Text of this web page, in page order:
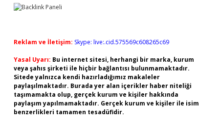
Reklam ve İletişim: Skype: live:.cid.575569c608265c69
Yasal Uyarı: Bu internet sitesi, herhangi bir marka, kurum
veya şahıs şirketi ile hiçbir bağlantısı bulunmamaktadır.
Sitede yalnızca kendi hazırladığımız makaleler
paylaşılmaktadır. Burada yer alan içerikler haber niteliği
taşımamakta olup, gerçek kurum ve kişiler hakkında
paylaşım yapılmamaktadır. Gerçek kurum ve kişiler ile isim
benzerlikleri tamamen tesadüfidir.